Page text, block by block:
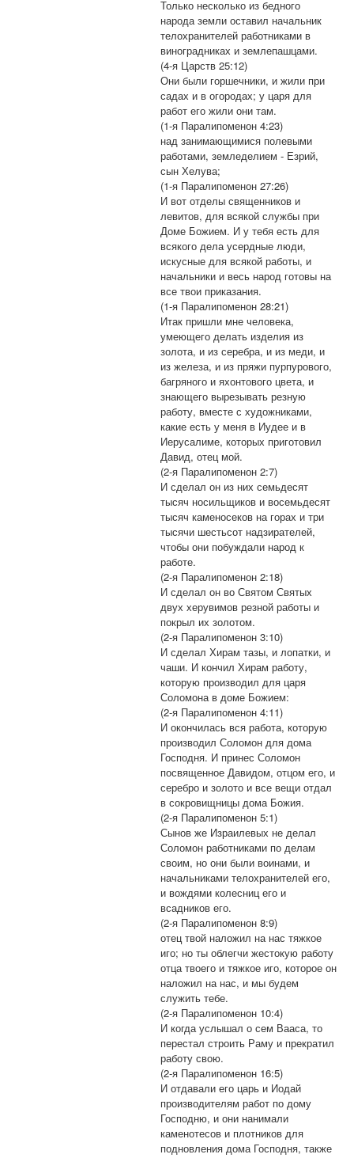
Только несколько из бедного
народа земли оставил начальник
телохранителей работниками в
виноградниках и землепашцами.
(4-я Царств 25:12)
Они были горшечники, и жили при
садах и в огородах; у царя для
работ его жили они там.
(1-я Паралипоменон 4:23)
над занимающимися полевыми
работами, земледелием - Езрий,
сын Хелува;
(1-я Паралипоменон 27:26)
И вот отделы священников и
левитов, для всякой службы при
Доме Божием. И у тебя есть для
всякого дела усердные люди,
искусные для всякой работы, и
начальники и весь народ готовы на
все твои приказания.
(1-я Паралипоменон 28:21)
Итак пришли мне человека,
умеющего делать изделия из
золота, и из серебра, и из меди, и
из железа, и из пряжи пурпурового,
багряного и яхонтового цвета, и
знающего вырезывать резную
работу, вместе с художниками,
какие есть у меня в Иудее и в
Иерусалиме, которых приготовил
Давид, отец мой.
(2-я Паралипоменон 2:7)
И сделал он из них семьдесят
тысяч носильщиков и восемьдесят
тысяч каменосеков на горах и три
тысячи шестьсот надзирателей,
чтобы они побуждали народ к
работе.
(2-я Паралипоменон 2:18)
И сделал он во Святом Святых
двух херувимов резной работы и
покрыл их золотом.
(2-я Паралипоменон 3:10)
И сделал Хирам тазы, и лопатки, и
чаши. И кончил Хирам работу,
которую производил для царя
Соломона в доме Божием:
(2-я Паралипоменон 4:11)
И окончилась вся работа, которую
производил Соломон для дома
Господня. И принес Соломон
посвященное Давидом, отцом его, и
серебро и золото и все вещи отдал
в сокровищницы дома Божия.
(2-я Паралипоменон 5:1)
Сынов же Израилевых не делал
Соломон работниками по делам
своим, но они были воинами, и
начальниками телохранителей его,
и вождями колесниц его и
всадников его.
(2-я Паралипоменон 8:9)
отец твой наложил на нас тяжкое
иго; но ты облегчи жестокую работу
отца твоего и тяжкое иго, которое он
наложил на нас, и мы будем
служить тебе.
(2-я Паралипоменон 10:4)
И когда услышал о сем Вааса, то
перестал строить Раму и прекратил
работу свою.
(2-я Паралипоменон 16:5)
И отдавали его царь и Иодай
производителям работ по дому
Господню, и они нанимали
каменотесов и плотников для
подновления дома Господня, также